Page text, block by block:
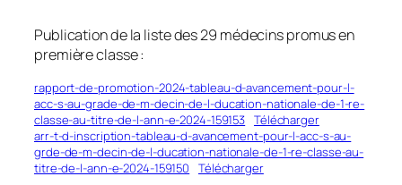
Publication de la liste des 29 médecins promus en
première classe :
rapport-de-promotion-2024-tableau-d-avancement-pour-l-
acc-s-au-grade-de-m-decin-de-l-ducation-nationale-de-1-re-
classe-au-titre-de-l-ann-e-2024-159153 Télécharger
arr-t-d-inscription-tableau-d-avancement-pour-l-acc-s-au-
grde-de-m-decin-de-l-ducation-nationale-de-1-re-classe-au-
titre-de-l-ann-e-2024-159150
Télécharger